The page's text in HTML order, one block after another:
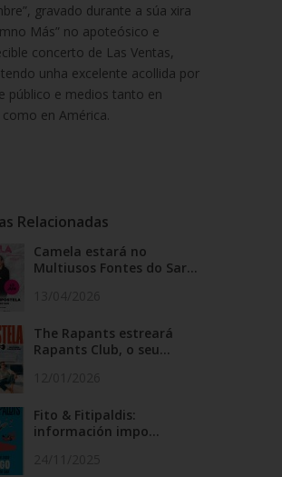
gravado durante a súa xira
Más” no apoteósico e
concerto de Las Ventas,
unha excelente acollida por
público e medios tanto en
como en América.
Relacionadas
Camela estará no
Multiusos Fontes do Sar...
The Rapants estreará
Rapants Club, o seu...
Fito & Fitipaldis:
información impo...